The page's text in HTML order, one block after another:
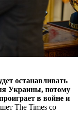
останавливать
Украины, потому
в войне и
The Times со